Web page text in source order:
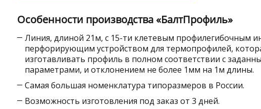
Особенности производства «БалтПрофиль»
Линия, длиной 21м, с 15-ти клетевым профилегибочным
перфорирующим устройством для термопрофилей,
изготавливать профиль в полном соответствии с
параметрами, и отклонением не более 1мм на 1м длины.
Самая большая номенклатура типоразмеров в России.
Возможность изготовления под заказ от 3 дней.